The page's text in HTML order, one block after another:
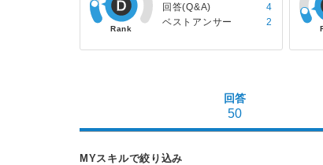
回答(Q&A)
4
ベストアンサー
2
回答
50
MYスキルで絞り込み